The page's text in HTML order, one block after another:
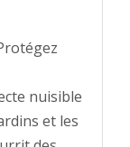
nuisible
et les